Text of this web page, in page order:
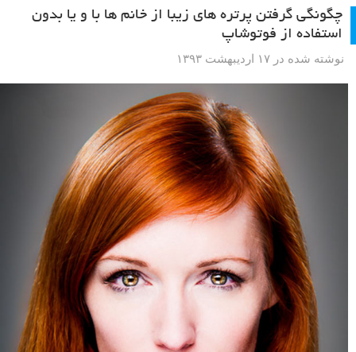
چگونگی گرفتن پرتره های زیبا از خانم ها با و یا بدون
استفاده از فوتوشاپ
نوشته شده در ۱۷ اردیبهشت ۱۳۹۳